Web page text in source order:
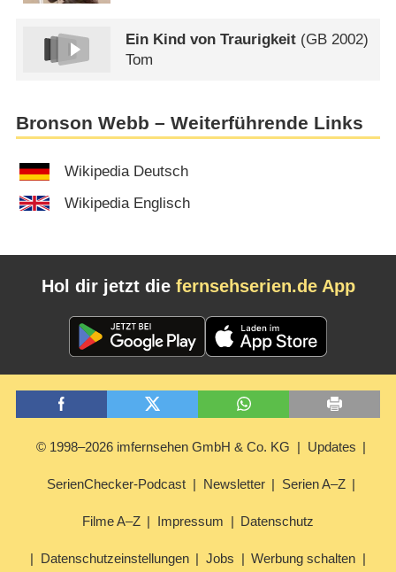
Ein Kind von Traurigkeit (GB 2002)
Tom
Bronson Webb – Weiterführende Links
Wikipedia Deutsch
Wikipedia Englisch
Hol dir jetzt die fernsehserien.de App
© 1998–2026 imfernsehen GmbH & Co. KG Updates
SerienChecker-Podcast Newsletter Serien A–Z
Filme A–Z Impressum Datenschutz
Datenschutzeinstellungen Jobs Werbung schalten